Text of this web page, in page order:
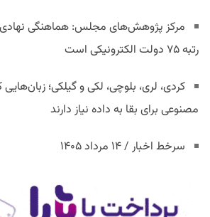
مرکز پژوهش‌های مجلس: هماهنگی نهادی
رتبه ۷۵ دولت الکترونیکی است
کردی، لری، بلوچی، لکی و گیلکی؛
مصنوعی برای بقا به داده نیاز دارند
سرخط اخبار / ۱۴ مرداد ۱۴۰۵